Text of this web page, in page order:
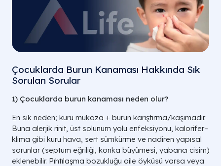
Çocuklarda Burun Kanaması Hakkında Sık
Sorulan Sorular
1) Çocuklarda burun kanaması neden olur?
En sık neden; kuru mukoza + burun karıştırma/kaşımadır.
Buna alerjik rinit, üst solunum yolu enfeksiyonu, kalorifer–
klima gibi kuru hava, sert sümkürme ve nadiren yapısal
sorunlar (septum eğriliği, konka büyümesi, yabancı cisim)
eklenebilir. Pıhtılaşma bozukluğu aile öyküsü varsa veya